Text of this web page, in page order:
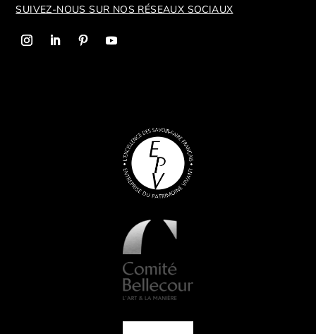
SUIVEZ-NOUS SUR NOS RÉSEAUX SOCIAUX